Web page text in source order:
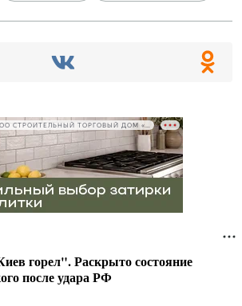
РЕКЛАМА • ООО СТРОИТЕЛЬНЫЙ ТОРГОВЫЙ ДОМ «ПЕТРОВИЧ», ИНН 7802348846
горел". Раскрыто состояние
после удара РФ